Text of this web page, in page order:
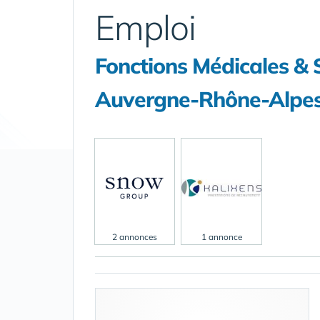
Emploi
Fonctions Médicales
Auvergne-Rhône-
2 annonces 1 annonce